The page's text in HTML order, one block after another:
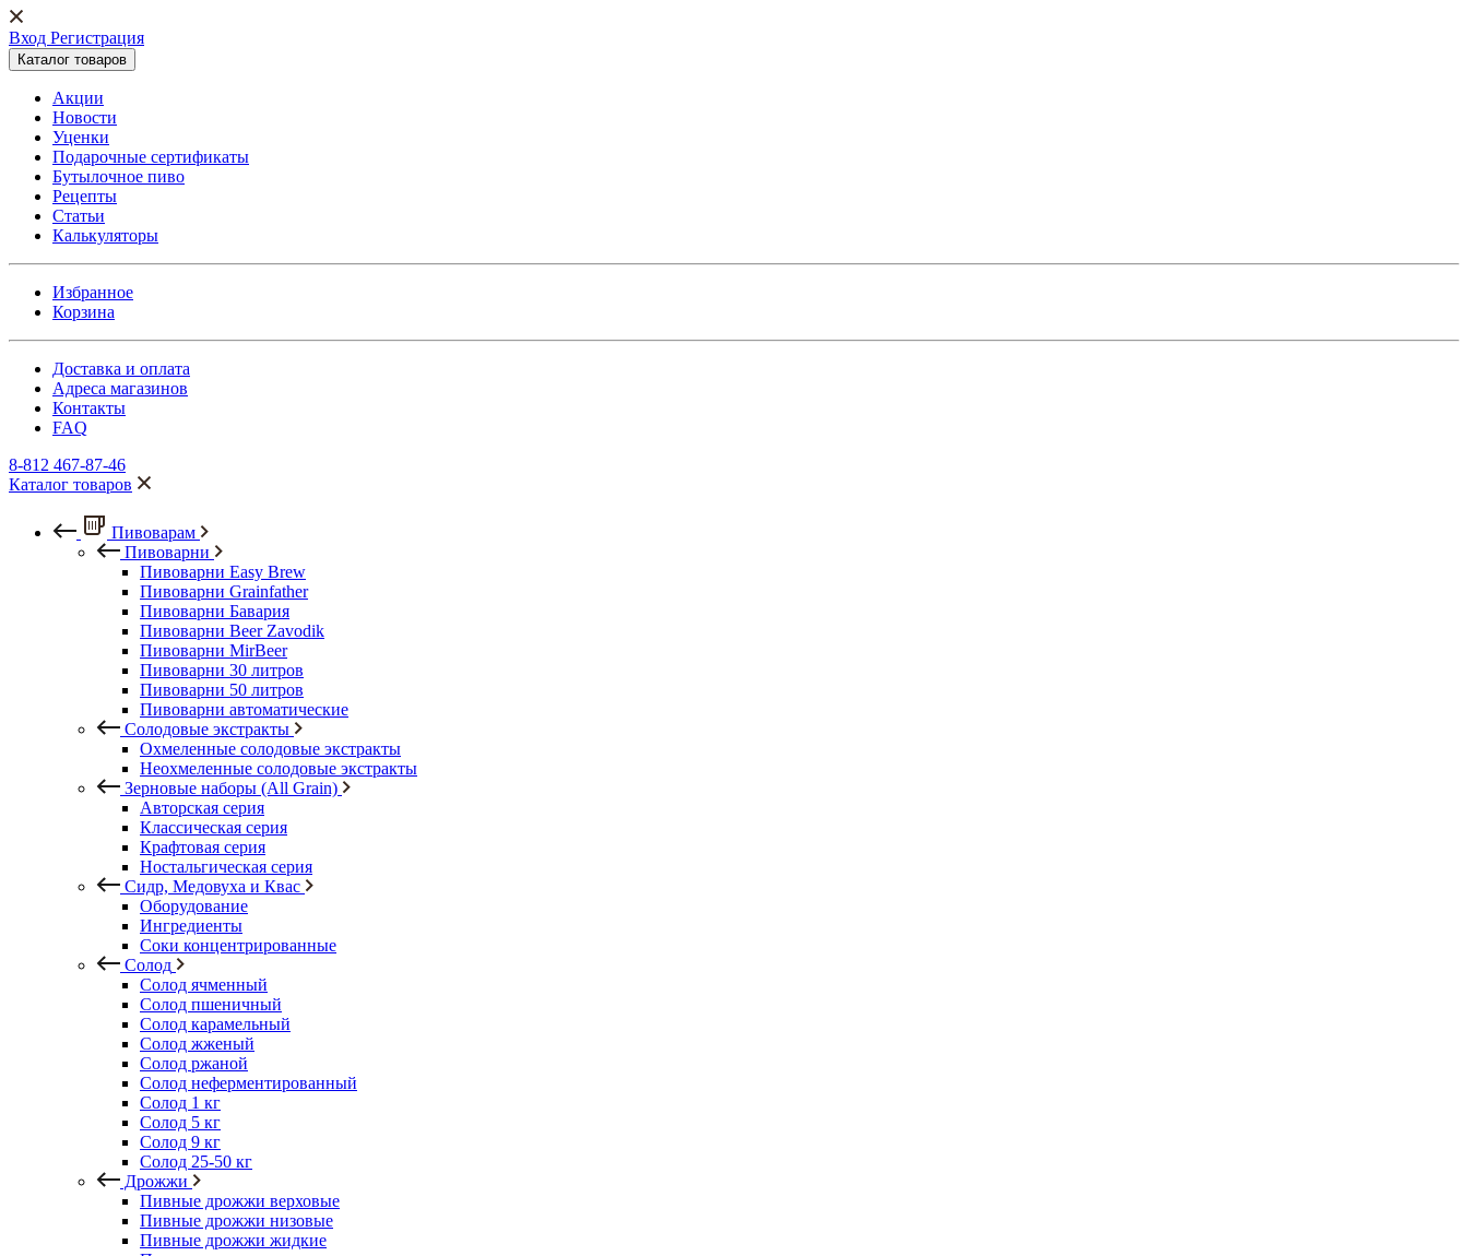
Вход Регистрация
Каталог товаров
Акции
Новости
Уценки
Подарочные сертификаты
Бутылочное пиво
Рецепты
Статьи
Калькуляторы
Избранное
Корзина
Доставка и оплата
Адреса магазинов
Контакты
FAQ
8-812 467-87-46
Каталог товаров
Пивоварам
Пивоварни
Пивоварни Easy Brew
Пивоварни Grainfather
Пивоварни Бавария
Пивоварни Beer Zavodik
Пивоварни MirBeer
Пивоварни 30 литров
Пивоварни 50 литров
Пивоварни автоматические
Солодовые экстракты
Охмеленные солодовые экстракты
Неохмеленные солодовые экстракты
Зерновые наборы (All Grain)
Авторская серия
Классическая серия
Крафтовая серия
Ностальгическая серия
Сидр, Медовуха и Квас
Оборудование
Ингредиенты
Соки концентрированные
Солод
Солод ячменный
Солод пшеничный
Солод карамельный
Солод жженый
Солод ржаной
Солод неферментированный
Солод 1 кг
Солод 5 кг
Солод 9 кг
Солод 25-50 кг
Дрожжи
Пивные дрожжи верховые
Пивные дрожжи низовые
Пивные дрожжи жидкие